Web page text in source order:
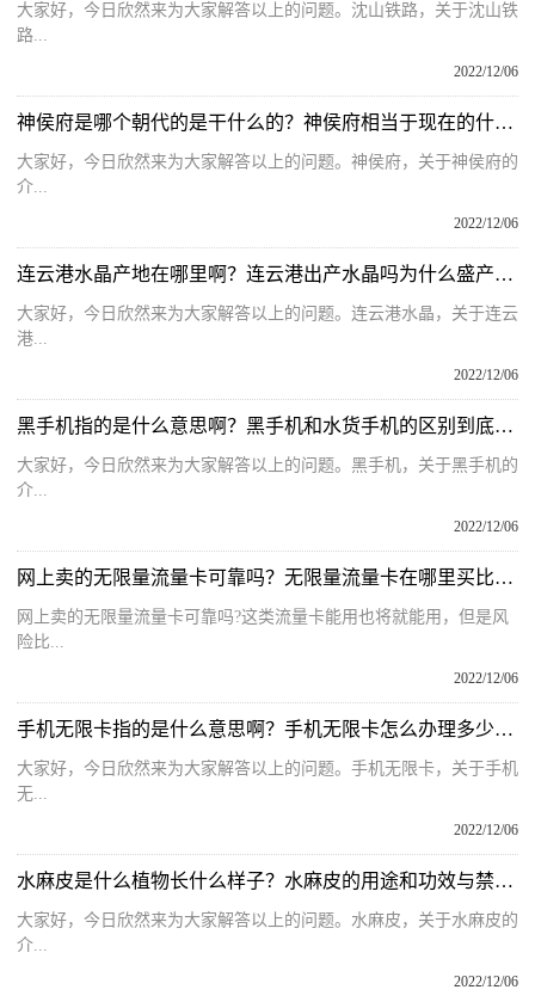
大家好，今日欣然来为大家解答以上的问题。沈山铁路，关于沈山铁
路...
2022/12/06
神侯府是哪个朝代的是干什么的？神侯府相当于现在的什么部门呢？
大家好，今日欣然来为大家解答以上的问题。神侯府，关于神侯府的
介...
2022/12/06
连云港水晶产地在哪里啊？连云港出产水晶吗为什么盛产水晶呢？
大家好，今日欣然来为大家解答以上的问题。连云港水晶，关于连云
港...
2022/12/06
黑手机指的是什么意思啊？黑手机和水货手机的区别到底在哪里呢？
大家好，今日欣然来为大家解答以上的问题。黑手机，关于黑手机的
介...
2022/12/06
网上卖的无限量流量卡可靠吗？无限量流量卡在哪里买比较好一些？
网上卖的无限量流量卡可靠吗?这类流量卡能用也将就能用，但是风
险比...
2022/12/06
手机无限卡指的是什么意思啊？手机无限卡怎么办理多少钱一张呢？
大家好，今日欣然来为大家解答以上的问题。手机无限卡，关于手机
无...
2022/12/06
水麻皮是什么植物长什么样子？水麻皮的用途和功效与禁忌是什么？
大家好，今日欣然来为大家解答以上的问题。水麻皮，关于水麻皮的
介...
2022/12/06